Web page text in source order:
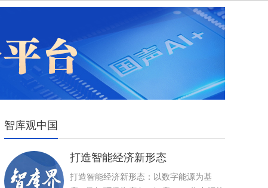
智库观中国
打造智能经济新形态
打造智能经济新形态：以数字能源为基